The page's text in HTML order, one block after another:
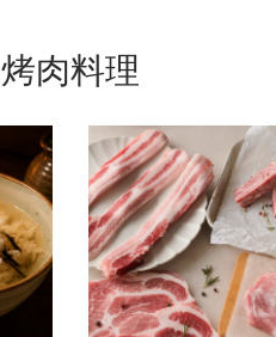
烤肉料理